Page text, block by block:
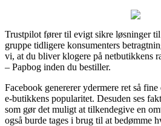
Trustpilot fører til evigt sikre løsninger
gruppe tidligere konsumenters
vi, at du bliver klogere på netbutikkens
– Papbog inden du bestiller.
Facebook genererer ydermere ret så
e-butikkens popularitet. Desuden ses
som gør det muligt at tilkendegive en
også burde tages i brug til at bedømme